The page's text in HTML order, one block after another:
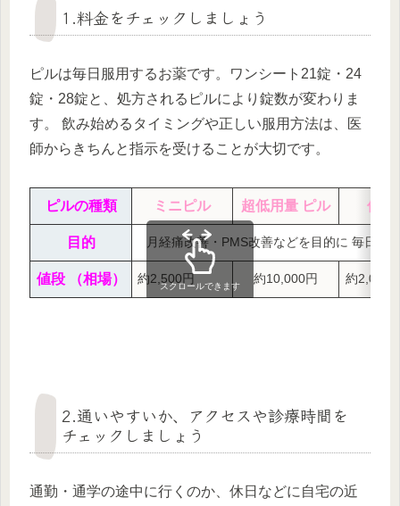
1.料金をチェックしましょう
ピルは毎日服用するお薬です。ワンシート21錠・24
錠・28錠と、処方されるピルにより錠数が変わりま
す。 飲み始めるタイミングや正しい服用方法は、医
師からきちんと指示を受けることが大切です。
ピルの種類 ミニピル 超低用量 ピル 低用
目的 月経痛改善・PMS改善などを目的に 毎日服
値段 （相場） 約2,500円 約10,000円 約2,000
スクロールできます
2.通いやすいか、アクセスや診療時間を
チェックしましょう
通勤・通学の途中に行くのか、休日などに自宅の近